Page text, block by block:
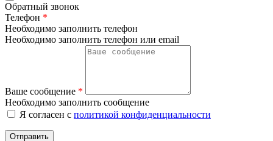
Обратный звонок
Телефон *
Необходимо заполнить телефон
Необходимо заполнить телефон или email
Ваше сообщение *
Необходимо заполнить сообщение
Я согласен с политикой конфиденциальности
Отправить